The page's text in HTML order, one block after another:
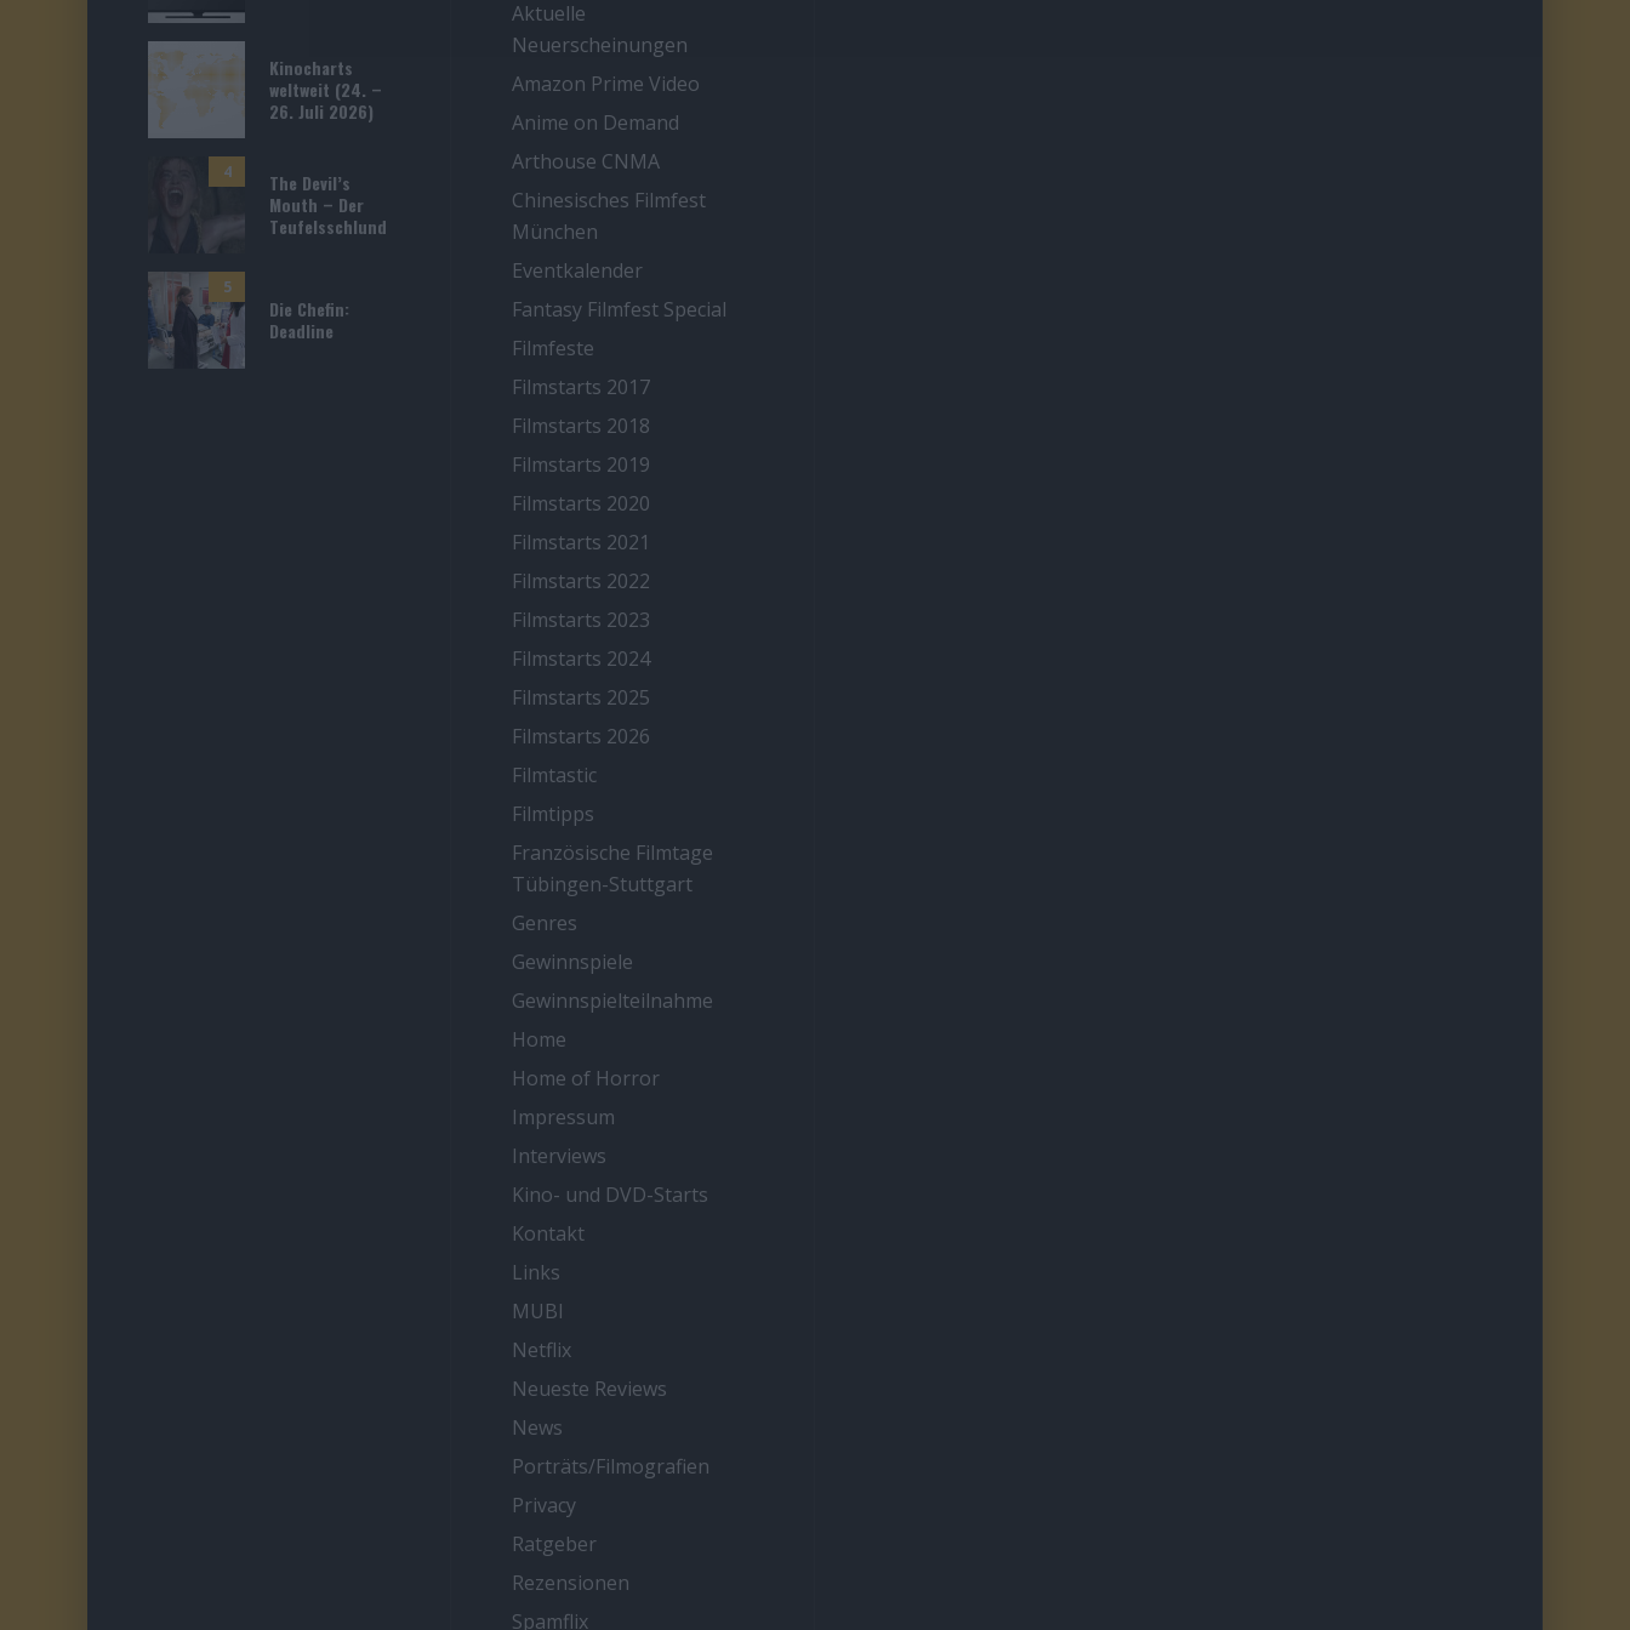
Kinocharts
weltweit (24. –
26. Juli 2026)
4
The Devil’s
Mouth – Der
Teufelsschlund
5
Die Chefin:
Deadline
Aktuelle
Neuerscheinungen
Amazon Prime Video
Anime on Demand
Arthouse CNMA
Chinesisches Filmfest
München
Eventkalender
Fantasy Filmfest Special
Filmfeste
Filmstarts 2017
Filmstarts 2018
Filmstarts 2019
Filmstarts 2020
Filmstarts 2021
Filmstarts 2022
Filmstarts 2023
Filmstarts 2024
Filmstarts 2025
Filmstarts 2026
Filmtastic
Filmtipps
Französische Filmtage
Tübingen-Stuttgart
Genres
Gewinnspiele
Gewinnspielteilnahme
Home
Home of Horror
Impressum
Interviews
Kino- und DVD-Starts
Kontakt
Links
MUBI
Netflix
Neueste Reviews
News
Porträts/Filmografien
Privacy
Ratgeber
Rezensionen
Spamflix